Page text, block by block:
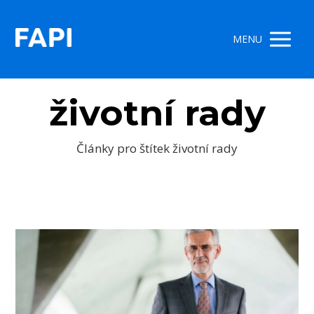
MENU
životní rady
Články pro štítek životní rady